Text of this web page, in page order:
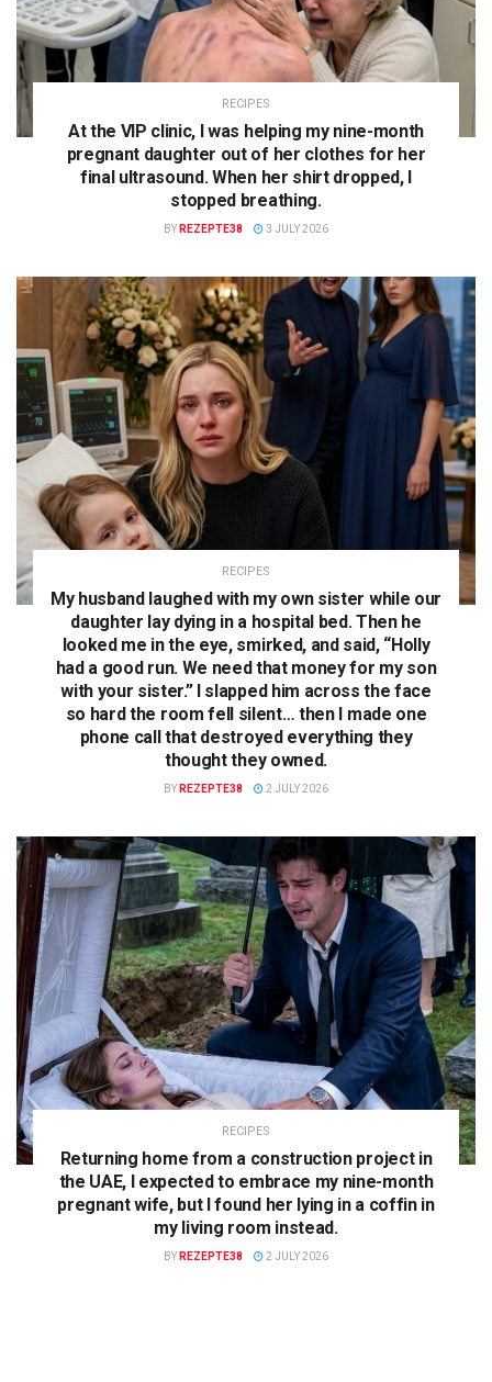
RECIPES
At the VIP clinic, I was helping my nine-month
pregnant daughter out of her clothes for her
final ultrasound. When her shirt dropped, I
stopped breathing.
BY REZEPTE38 3 JULY 2026
RECIPES
My husband laughed with my own sister while our
daughter lay dying in a hospital bed. Then he
looked me in the eye, smirked, and said, “Holly
had a good run. We need that money for my son
with your sister.” I slapped him across the face
so hard the room fell silent… then I made one
phone call that destroyed everything they
thought they owned.
BY REZEPTE38 2 JULY 2026
RECIPES
Returning home from a construction project in
the UAE, I expected to embrace my nine-month
pregnant wife, but I found her lying in a coffin in
my living room instead.
BY REZEPTE38 2 JULY 2026